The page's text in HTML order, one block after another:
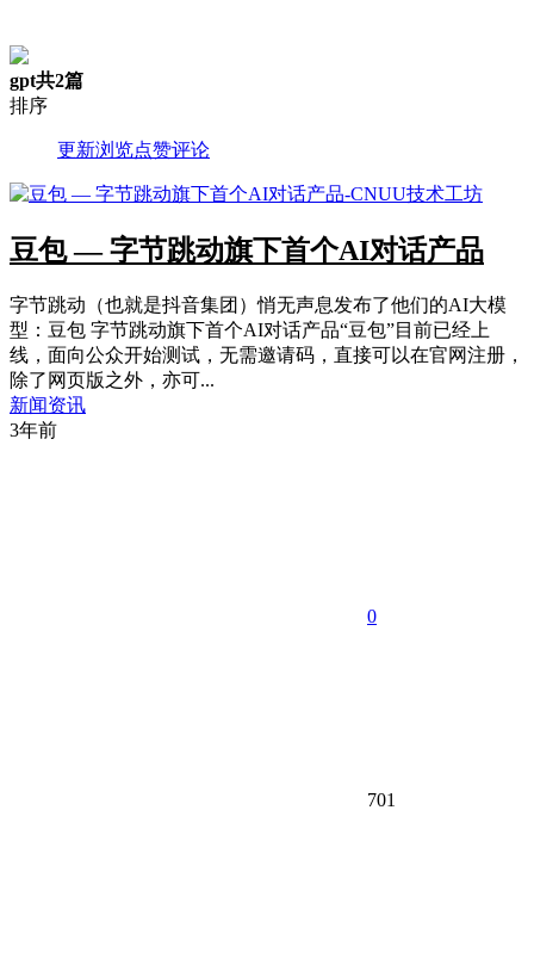
gpt共2篇
排序
更新浏览点赞评论
豆包 — 字节跳动旗下首个AI对话产品
字节跳动（也就是抖音集团）悄无声息发布了他们的AI大模
型：豆包 字节跳动旗下首个AI对话产品“豆包”目前已经上
线，面向公众开始测试，无需邀请码，直接可以在官网注册，
除了网页版之外，亦可...
新闻资讯
3年前
0
701